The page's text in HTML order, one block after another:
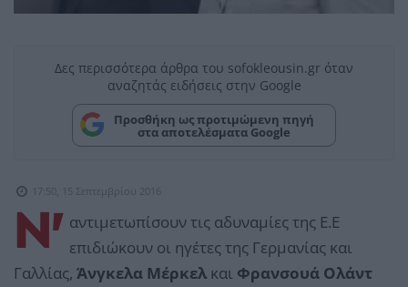
Δες περισσότερα άρθρα του sofokleousin.gr όταν
αναζητάς ειδήσεις στην Google
Προσθήκη ως προτιμώμενη πηγή
στα αποτελέσματα Google
17:50, 15 Σεπτεμβρίου 2016
Ν' αντιμετωπίσουν τις αδυναμίες της Ε.Ε
επιδιώκουν οι ηγέτες της Γερμανίας και
Γαλλίας, Άνγκελα Μέρκελ και Φρανσουά Ολάντ